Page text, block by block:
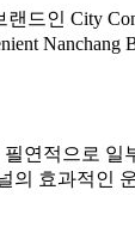
드인 City
Nanchang
필연적으로
의 효과적인